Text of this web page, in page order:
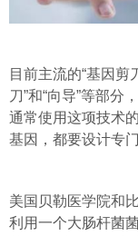
目前主流的“基因剪
刀”和“向导”等部分
通常使用这项技术
基因，都要设计专
美国贝勒医学院和
利用一个大肠杆菌